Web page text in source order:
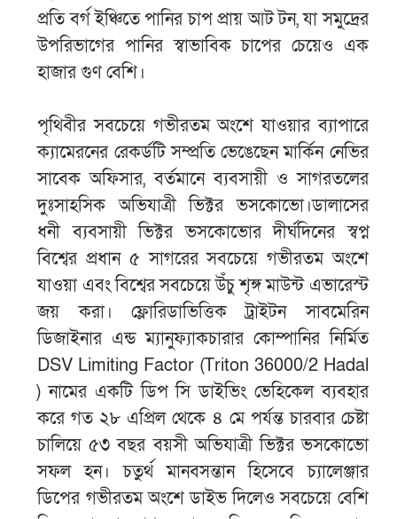
প্রতি বর্গ ইঞ্চিতে পানির চাপ প্রায় আট টন, যা সমুদ্রের
উপরিভাগের পানির স্বাভাবিক চাপের চেয়েও এক
হাজার গুণ বেশি।
পৃথিবীর সবচেয়ে গভীরতম অংশে যাওয়ার ব্যাপারে
ক্যামেরনের রেকর্ডটি সম্প্রতি ভেঙেছেন মার্কিন নেভির
সাবেক অফিসার, বর্তমানে ব্যবসায়ী ও সাগরতলের
দুঃসাহসিক অভিযাত্রী ভিক্টর ভসকোভো।ডালাসের
ধনী ব্যবসায়ী ভিক্টর ভসকোভোর দীর্ঘদিনের স্বপ্ন
বিশ্বের প্রধান ৫ সাগরের সবচেয়ে গভীরতম অংশে
যাওয়া এবং বিশ্বের সবচেয়ে উঁচু শৃঙ্গ মাউন্ট এভারেস্ট
জয় করা। ফ্লোরিডাভিত্তিক ট্রাইটন সাবমেরিন
ডিজাইনার এন্ড ম্যানুফ্যাকচারার কোম্পানির নির্মিত
DSV Limiting Factor (Triton 36000/2 Hadal
) নামের একটি ডিপ সি ডাইভিং ভেহিকেল ব্যবহার
করে গত ২৮ এপ্রিল থেকে ৪ মে পর্যন্ত চারবার চেষ্টা
চালিয়ে ৫৩ বছর বয়সী অভিযাত্রী ভিক্টর ভসকোভো
সফল হন। চতুর্থ মানবসন্তান হিসেবে চ্যালেঞ্জার
ডিপের গভীরতম অংশে ডাইভ দিলেও সবচেয়ে বেশি